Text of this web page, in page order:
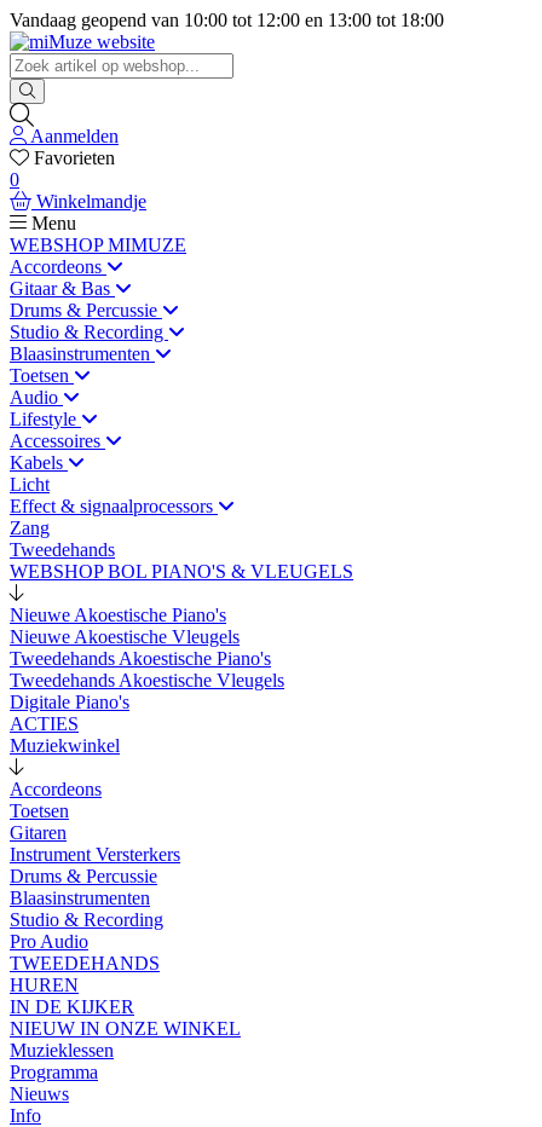
Vandaag geopend van 10:00 tot 12:00 en 13:00 tot 18:00
Aanmelden
Favorieten
0
Winkelmandje
Menu
WEBSHOP MIMUZE
Accordeons
Gitaar & Bas
Drums & Percussie
Studio & Recording
Blaasinstrumenten
Toetsen
Audio
Lifestyle
Accessoires
Kabels
Licht
Effect & signaalprocessors
Zang
Tweedehands
WEBSHOP BOL PIANO'S & VLEUGELS
Nieuwe Akoestische Piano's
Nieuwe Akoestische Vleugels
Tweedehands Akoestische Piano's
Tweedehands Akoestische Vleugels
Digitale Piano's
ACTIES
Muziekwinkel
Accordeons
Toetsen
Gitaren
Instrument Versterkers
Drums & Percussie
Blaasinstrumenten
Studio & Recording
Pro Audio
TWEEDEHANDS
HUREN
IN DE KIJKER
NIEUW IN ONZE WINKEL
Muzieklessen
Programma
Nieuws
Info